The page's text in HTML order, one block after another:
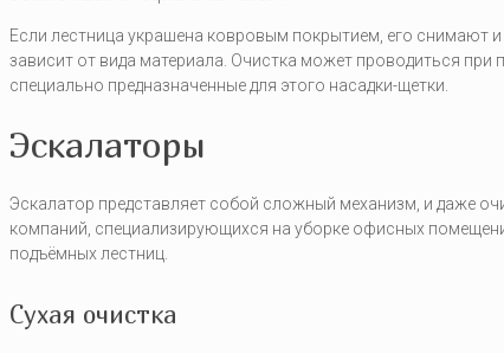
Если лестница украшена ковровым покрытием, его снимают
зависит от вида материала. Очистка может проводиться
специально предназначенные для этого насадки-щетки.
Эскалаторы
Эскалатор представляет собой сложный механизм, и даже
компаний, специализирующихся на уборке офисных
подъёмных лестниц.
Сухая очистка